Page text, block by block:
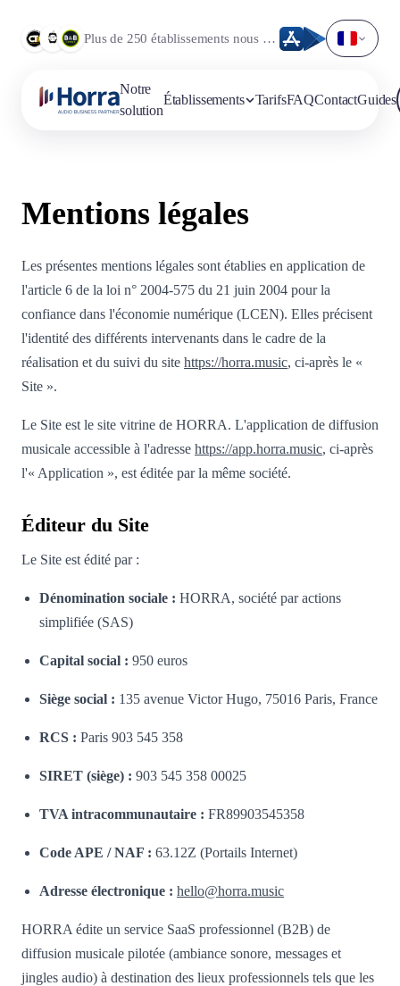
Plus de 250 établissements nous font déjà confiance.
Notre
solution
Établissements TarifsFAQContactGuides
Mentions légales
Les présentes mentions légales sont établies en application de
l'article 6 de la loi n° 2004-575 du 21 juin 2004 pour la
confiance dans l'économie numérique (LCEN). Elles précisent
l'identité des différents intervenants dans le cadre de la
réalisation et du suivi du site https://horra.music, ci-après le «
Site ».
Le Site est le site vitrine de HORRA. L'application de diffusion
musicale accessible à l'adresse https://app.horra.music, ci-après
l'« Application », est éditée par la même société.
Éditeur du Site
Le Site est édité par :
Dénomination sociale : HORRA, société par actions
simplifiée (SAS)
Capital social : 950 euros
Siège social : 135 avenue Victor Hugo, 75016 Paris, France
RCS : Paris 903 545 358
SIRET (siège) : 903 545 358 00025
TVA intracommunautaire : FR89903545358
Code APE / NAF : 63.12Z (Portails Internet)
Adresse électronique : hello@horra.music
HORRA édite un service SaaS professionnel (B2B) de
diffusion musicale pilotée (ambiance sonore, messages et
jingles audio) à destination des lieux professionnels tels que les